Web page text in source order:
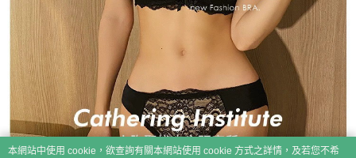
本網站中使用 cookie，欲查詢有關本網站使用 cookie 方式之詳情，及若您不希